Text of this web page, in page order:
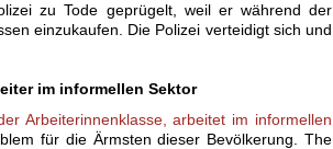
zu Tode geprügelt, weil er während der
einzukaufen. Die Polizei verteidigt sich und
im informellen Sektor
Arbeiterinnenklasse, arbeitet im informellen
für die Ärmsten dieser Bevölkerung. The